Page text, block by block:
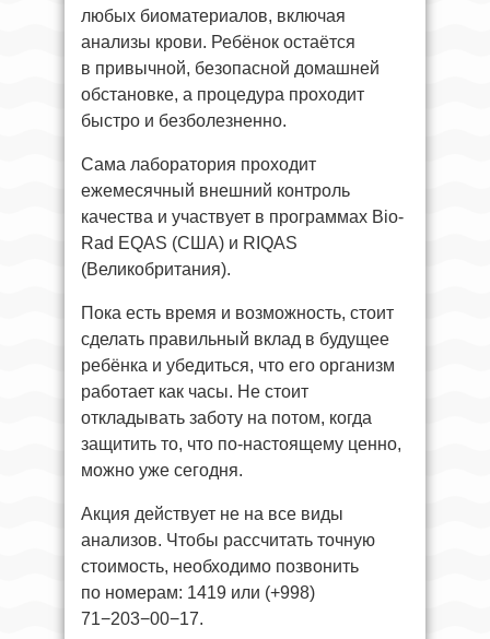
любых биоматериалов, включая
анализы крови. Ребёнок остаётся
в привычной, безопасной домашней
обстановке, а процедура проходит
быстро и безболезненно.
Сама лаборатория проходит
ежемесячный внешний контроль
качества и участвует в программах Bio-
Rad EQAS (США) и RIQAS
(Великобритания).
Пока есть время и возможность, стоит
сделать правильный вклад в будущее
ребёнка и убедиться, что его организм
работает как часы. Не стоит
откладывать заботу на потом, когда
защитить то, что по-настоящему ценно,
можно уже сегодня.
Акция действует не на все виды
анализов. Чтобы рассчитать точную
стоимость, необходимо позвонить
по номерам: 1419 или (+998)
71−203−00−17.